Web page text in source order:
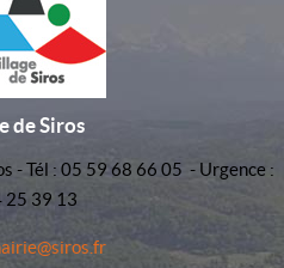
de Siros
- Tél : 05 59 68 66 05 - Urgence :
25 39 13